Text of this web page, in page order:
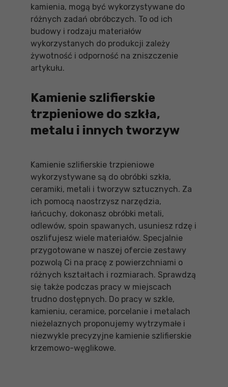
kamienia, mogą być wykorzystywane do
różnych zadań obróbczych. To od ich
budowy i rodzaju materiałów
wykorzystanych do produkcji zależy
żywotność i odporność na zniszczenie
artykułu.
Kamienie szlifierskie
trzpieniowe do szkła,
metalu i innych tworzyw
Kamienie szlifierskie trzpieniowe
wykorzystywane są do obróbki szkła,
ceramiki, metali i tworzyw sztucznych. Za
ich pomocą naostrzysz narzędzia,
łańcuchy, dokonasz obróbki metali,
odlewów, spoin spawanych, usuniesz rdzę i
oszlifujesz wiele materiałów. Specjalnie
przygotowane w naszej ofercie zestawy
pozwolą Ci na pracę z powierzchniami o
różnych kształtach i rozmiarach. Sprawdzą
się także podczas pracy w miejscach
trudno dostępnych. Do pracy w szkle,
kamieniu, ceramice, porcelanie i metalach
nieżelaznych proponujemy wytrzymałe i
niezwykle precyzyjne kamienie szlifierskie
krzemowo-węglikowe.